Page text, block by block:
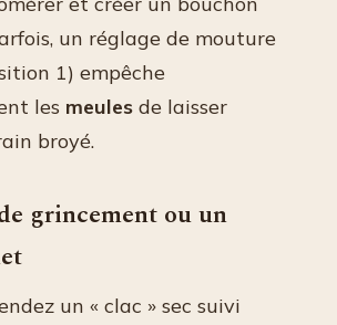
un réglage de mouture
1) empêche
les meules de laisser
broyé.
grincement ou un
un « clac » sec suivi